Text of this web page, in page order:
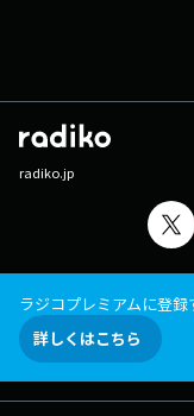
radiko.jp
ラジコプレミアムに登
詳しくはこちら